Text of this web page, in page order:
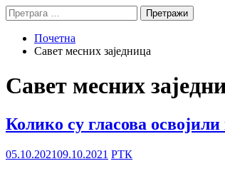
Претрага
за:
Почетна
Савет месних заједница
Савет месних
Колико су гласова
05.10.202109.10.2021 РТК